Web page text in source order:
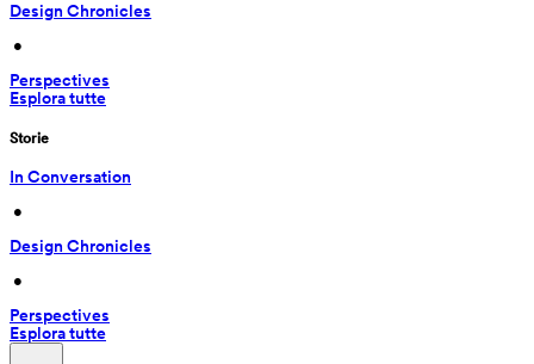
Design Chronicles
•
Perspectives
Esplora tutte
Storie
In Conversation
•
Design Chronicles
•
Perspectives
Esplora tutte